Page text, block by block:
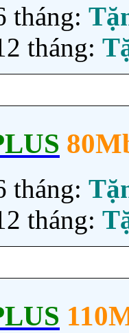
tháng:
tháng:
tháng:
tháng: